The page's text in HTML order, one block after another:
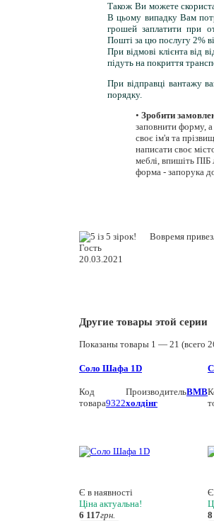
Також Ви можете
В цьому випадку Вам
грошей заплатити при
Пошті за цю послугу 2%
При відмові клієнта від
підуть на покриття
При відправці вантажу
порядку.
• Зробити
заповнити форму, а
своє ім'я та
написати своє
меблі, впишіть
форма - запорука
Гость
20.03.2021
Вовремя
Другие товары этой серии
Показаны товары 1 — 21 (всего
Соло Шафа 1D
Код
товара9322
ПроизводительВМВ
холдінг
Є в наявності
Ціна актуальна!
6 117грн.
Є